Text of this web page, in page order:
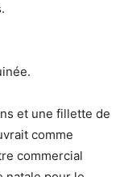
et une fillette de
comme
commercial